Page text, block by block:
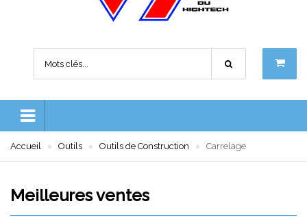
Accueil Outils Outils de Construction Carrelage
Meilleures ventes